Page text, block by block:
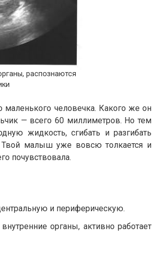
распознаются
человечка. Какого же он
— всего 60 миллиметров. Но тем
жидкость, сгибать и разгибать
Твой малыш уже вовсю толкается и
почувствовала.
и периферическую.
органы, активно работает